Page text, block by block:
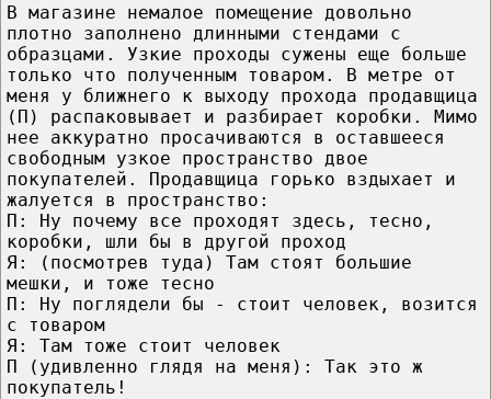
В магазине немалое помещение довольно
плотно заполнено длинными стендами с
образцами. Узкие проходы сужены еще больше
только что полученным товаром. В метре от
меня у ближнего к выходу прохода продавщица
(П) распаковывает и разбирает коробки. Мимо
нее аккуратно просачиваются в оставшееся
свободным узкое пространство двое
покупателей. Продавщица горько вздыхает и
жалуется в пространство:
П: Ну почему все проходят здесь, тесно,
коробки, шли бы в другой проход
Я: (посмотрев туда) Там стоят большие
мешки, и тоже тесно
П: Ну поглядели бы - стоит человек, возится
с товаром
Я: Там тоже стоит человек
П (удивленно глядя на меня): Так это ж
покупатель!